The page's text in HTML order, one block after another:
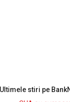
Ultimele stiri pe